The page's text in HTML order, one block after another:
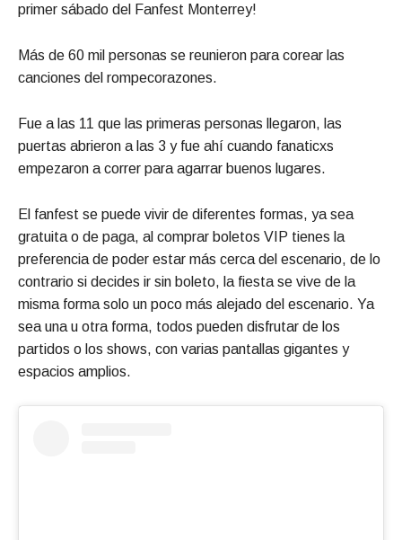
primer sábado del Fanfest Monterrey!
Más de 60 mil personas se reunieron para corear las
canciones del rompecorazones.
Fue a las 11 que las primeras personas llegaron, las
puertas abrieron a las 3 y fue ahí cuando fanaticxs
empezaron a correr para agarrar buenos lugares.
El fanfest se puede vivir de diferentes formas, ya sea
gratuita o de paga, al comprar boletos VIP tienes la
preferencia de poder estar más cerca del escenario, de lo
contrario si decides ir sin boleto, la fiesta se vive de la
misma forma solo un poco más alejado del escenario. Ya
sea una u otra forma, todos pueden disfrutar de los
partidos o los shows, con varias pantallas gigantes y
espacios amplios.